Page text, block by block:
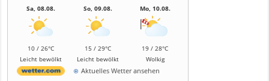
Sa, 08.08.
10 / 26°C
Leicht bewölkt
So, 09.08.
15 / 29°C
Leicht bewölkt
Mo, 10.08.
19 / 28°C
Wolkig
Aktuelles Wetter ansehen